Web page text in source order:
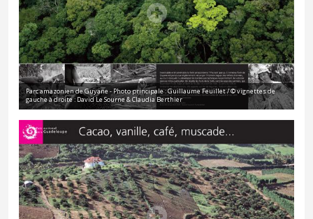
Parc amazonien de Guyane - Photo principale : Guillaume Feuillet / © vignettes de
gauche à droite : David Le Sourne & Claudia Berthier